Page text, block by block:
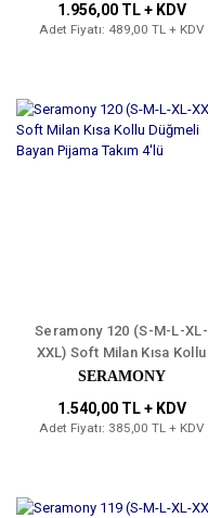
1.956,00 TL + KDV
Adet Fiyatı: 489,00 TL + KDV
Seramony 120 (S-M-L-XL-
XXL) Soft Milan Kısa Kollu
Düğmeli Bayan Pijama
SERAMONY
1.540,00 TL + KDV
Adet Fiyatı: 385,00 TL + KDV